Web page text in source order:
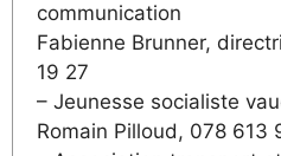
communication
Fabienne Brunner,
19 27
– Jeunesse socialiste
Romain Pilloud, 078 613